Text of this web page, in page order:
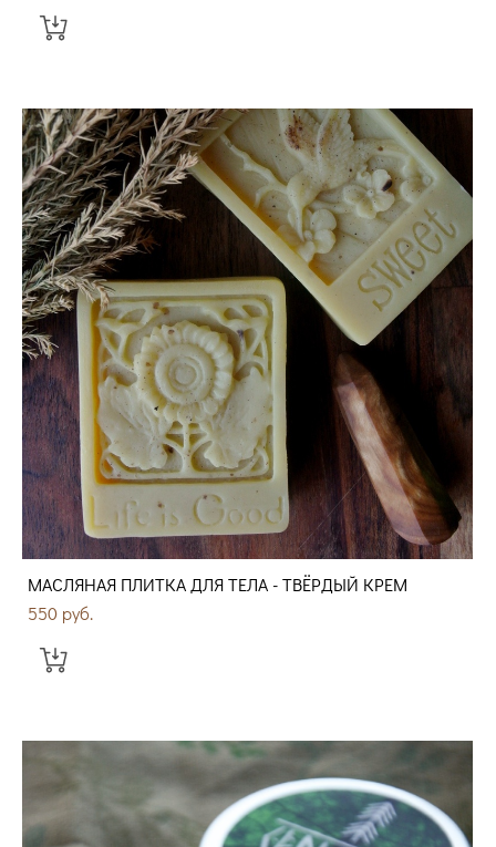
МАСЛЯНАЯ ПЛИТКА ДЛЯ ТЕЛА - ТВЁРДЫЙ КРЕМ
550 pуб.